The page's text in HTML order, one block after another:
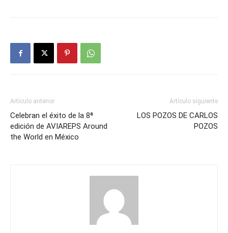
Artículo anterior
Celebran el éxito de la 8ª
edición de AVIAREPS Around
the World en México
Artículo siguiente
LOS POZOS DE CARLOS
POZOS